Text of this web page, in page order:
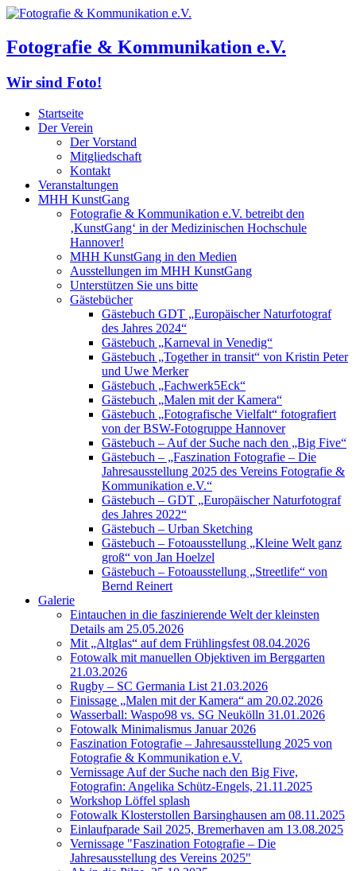
Fotografie & Kommunikation e.V.
Wir sind Foto!
Startseite
Der Verein
Der Vorstand
Mitgliedschaft
Kontakt
Veranstaltungen
MHH KunstGang
Fotografie & Kommunikation e.V. betreibt den
‚KunstGang‘ in der Medizinischen Hochschule
Hannover!
MHH KunstGang in den Medien
Ausstellungen im MHH KunstGang
Unterstützen Sie uns bitte
Gästebücher
Gästebuch GDT „Europäischer Naturfotograf
des Jahres 2024“
Gästebuch „Karneval in Venedig“
Gästebuch „Together in transit“ von Kristin Peter
und Uwe Merker
Gästebuch „Fachwerk5Eck“
Gästebuch „Malen mit der Kamera“
Gästebuch „Fotografische Vielfalt“ fotografiert
von der BSW-Fotogruppe Hannover
Gästebuch – Auf der Suche nach den „Big Five“
Gästebuch – „Faszination Fotografie – Die
Jahresausstellung 2025 des Vereins Fotografie &
Kommunikation e.V.“
Gästebuch – GDT „Europäischer Naturfotograf
des Jahres 2022“
Gästebuch – Urban Sketching
Gästebuch – Fotoausstellung „Kleine Welt ganz
groß“ von Jan Hoelzel
Gästebuch – Fotoausstellung „Streetlife“ von
Bernd Reinert
Galerie
Eintauchen in die faszinierende Welt der kleinsten
Details am 25.05.2026
Mit „Altglas“ auf dem Frühlingsfest 08.04.2026
Fotowalk mit manuellen Objektiven im Berggarten
21.03.2026
Rugby – SC Germania List 21.03.2026
Finissage „Malen mit der Kamera“ am 20.02.2026
Wasserball: Waspo98 vs. SG Neukölln 31.01.2026
Fotowalk Minimalismus Januar 2026
Faszination Fotografie – Jahresausstellung 2025 von
Fotografie & Kommunikation e.V.
Vernissage Auf der Suche nach den Big Five,
Fotografin: Angelika Schütz-Engels, 21.11.2025
Workshop Löffel splash
Fotowalk Klosterstollen Barsinghausen am 08.11.2025
Einlaufparade Sail 2025, Bremerhaven am 13.08.2025
Vernissage "Faszination Fotografie – Die
Jahresausstellung des Vereins 2025"